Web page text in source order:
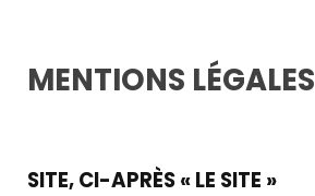
MENTIONS LÉGALES
SITE, CI-APRÈS « LE SITE »